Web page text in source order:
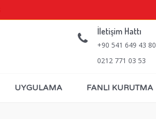
İletişim Hattı
+90 541 649 43 80
0212 771 03 53
UYGULAMA FANLI KURUTMA